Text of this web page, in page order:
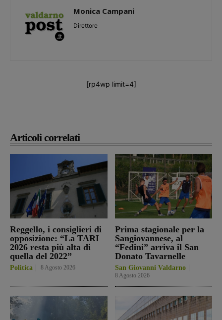
Articoli correlati
Reggello, i consiglieri di
opposizione: “La TARI
2026 resta più alta di
quella del 2022”
Politica 8 Agosto 2026
Prima stagionale per la
Sangiovannese, al
“Fedini” arriva il San
Donato Tavarnelle
San Giovanni Valdarno
8 Agosto 2026
Monica Campani
Direttore
[rp4wp limit=4]